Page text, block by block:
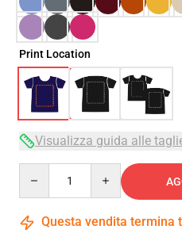
Print Location
Visualizza guida alle
Questa vendita termina